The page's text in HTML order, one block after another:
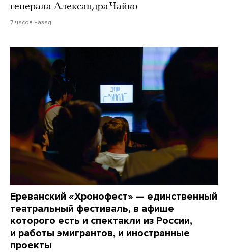
генерала Александра Чайко
7 часов назад
Ереванский «Хронофест» — единственный
театральный фестиваль, в афише
которого есть и спектакли из России,
и работы эмигрантов, и иностранные
проекты